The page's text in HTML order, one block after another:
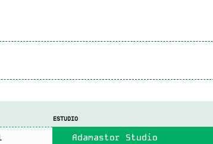
ESTUDIO
Adamastor Studio